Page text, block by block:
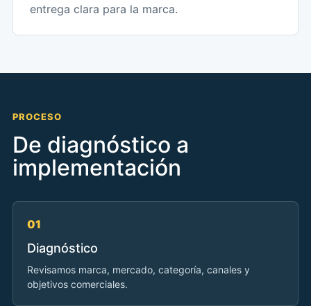
entrega clara para la marca.
PROCESO
De diagnóstico a
implementación
01
Diagnóstico
Revisamos marca, mercado, categoría, canales y
objetivos comerciales.